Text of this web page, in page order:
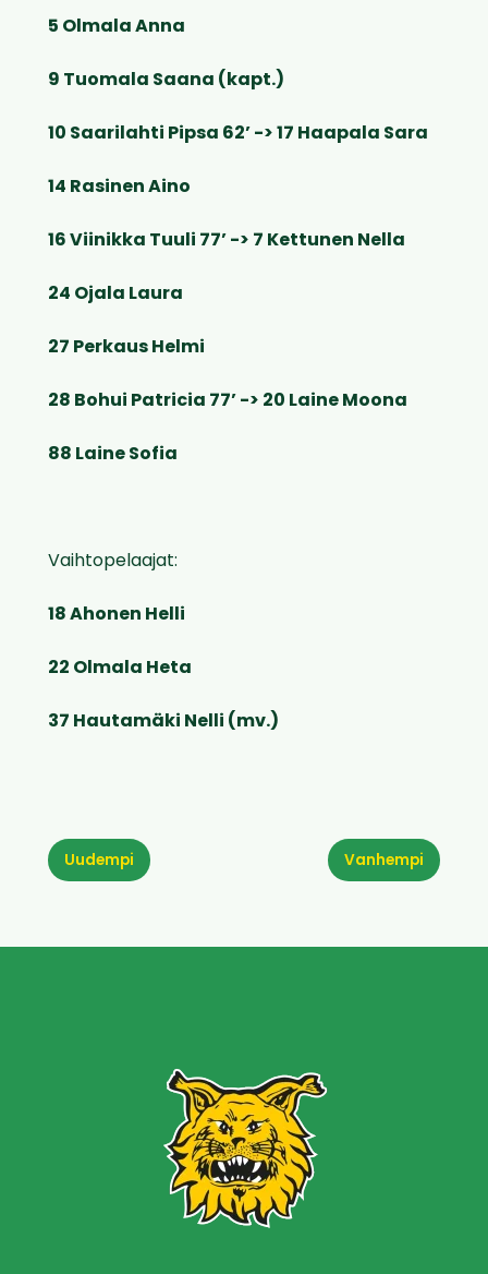
5 Olmala Anna
9 Tuomala Saana (kapt.)
10 Saarilahti Pipsa 62’ -> 17 Haapala Sara
14 Rasinen Aino
16 Viinikka Tuuli 77’ -> 7 Kettunen Nella
24 Ojala Laura
27 Perkaus Helmi
28 Bohui Patricia 77’ -> 20 Laine Moona
88 Laine Sofia
Vaihtopelaajat:
18 Ahonen Helli
22 Olmala Heta
37 Hautamäki Nelli (mv.)
Vanhempi
Uudempi